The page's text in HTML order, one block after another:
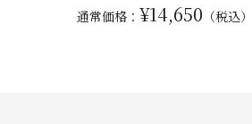
通常価格： ¥14,650 （税込）